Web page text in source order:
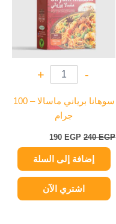
-
+
سوهانا برياني ماسالا – 100
جرام
240EGP
190 EGP
إضافة إلى السلة
اشتري الآن